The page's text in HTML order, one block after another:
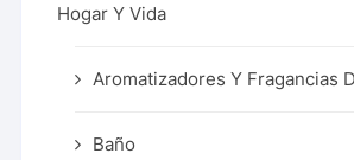
Hogar Y Vida
Aromatizadores Y Fragancias
Baño